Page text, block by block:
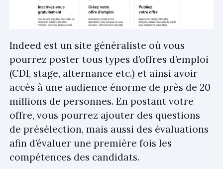
Indeed est un site généraliste où vous
pourrez poster tous types d’offres d’emploi
(CDI, stage, alternance etc.) et ainsi avoir
accès à une audience énorme de près de 20
millions de personnes. En postant votre
offre, vous pourrez ajouter des questions
de présélection, mais aussi des évaluations
afin d’évaluer une première fois les
compétences des candidats.